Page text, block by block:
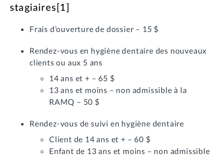
stagiaires[1]
Frais d’ouverture de dossier – 15 $
Rendez-vous en hygiène dentaire des nouveaux
clients ou aux 5 ans
14 ans et + – 65 $
13 ans et moins – non admissible à la
RAMQ – 50 $
Rendez-vous de suivi en hygiène dentaire
Client de 14 ans et + – 60 $
Enfant de 13 ans et moins – non admissible